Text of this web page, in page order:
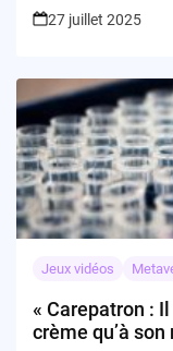
27 juillet 2025
Jeux vidéos
« Carepatron :
crème qu’à son